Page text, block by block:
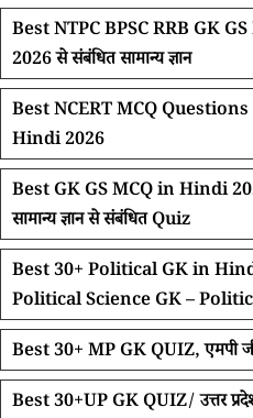
Best NTPC BPSC RRB GK
2026 से संबंधित सामान्य ज्ञान
Best NCERT MCQ
Hindi 2026
Best GK GS MCQ in Hindi
सामान्य ज्ञान से संबंधित Quiz
Best 30+ Political GK in
Political Science GK –
Best 30+ MP GK QUIZ, एमपी
Best 30+UP GK QUIZ/ उत्तर